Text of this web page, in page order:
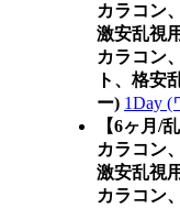
カラコン
激安乱視
カラコン
ト、格安
ー) 1Day (
【6ヶ月/
カラコン
激安乱視
カラコン